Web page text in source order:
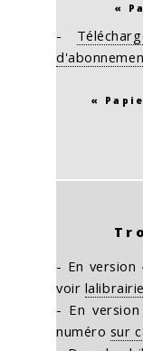
«
-
«
- En
voir
- En
numéro sur